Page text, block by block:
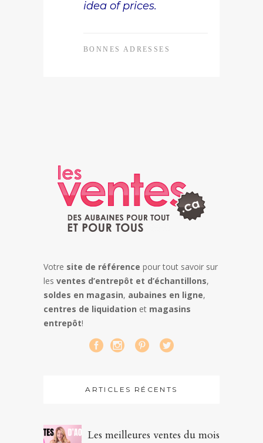
idea of ​​prices.
BONNES ADRESSES
Votre site de référence pour tout savoir sur
les ventes d’entrepôt et d’échantillons,
soldes en magasin, aubaines en ligne,
centres de liquidation et magasins
entrepôt!
ARTICLES RÉCENTS
Les meilleures ventes du mois